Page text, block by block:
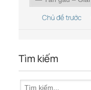
Chủ đề trước
Tìm kiếm